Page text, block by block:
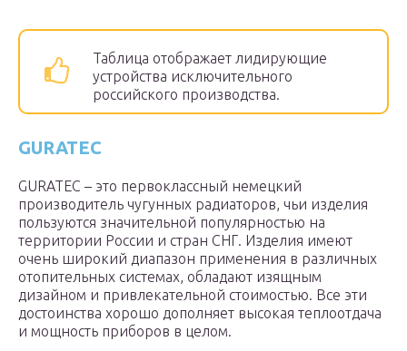
Таблица отображает лидирующие
устройства исключительного
российского производства.
GURATEC
GURATEC – это первоклассный немецкий
производитель чугунных радиаторов, чьи изделия
пользуются значительной популярностью на
территории России и стран СНГ. Изделия имеют
очень широкий диапазон применения в различных
отопительных системах, обладают изящным
дизайном и привлекательной стоимостью. Все эти
достоинства хорошо дополняет высокая теплоотдача
и мощность приборов в целом.